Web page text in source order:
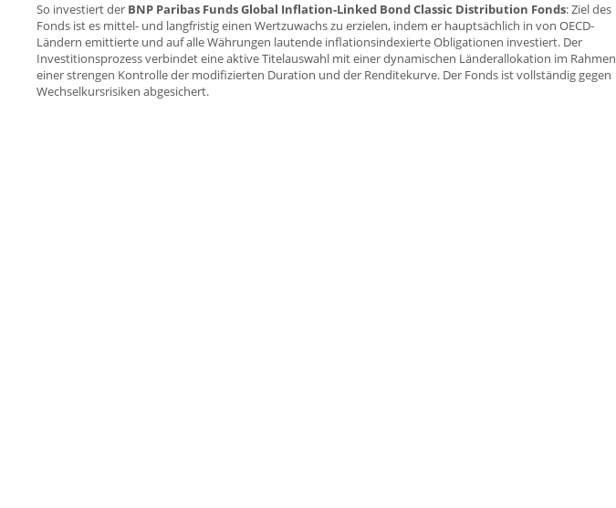
So investiert der BNP Paribas Funds Global Inflation-Linked Bond Classic Distribution Fonds: Ziel des
Fonds ist es mittel- und langfristig einen Wertzuwachs zu erzielen, indem er hauptsächlich in von OECD-
Ländern emittierte und auf alle Währungen lautende inflationsindexierte Obligationen investiert. Der
Investitionsprozess verbindet eine aktive Titelauswahl mit einer dynamischen Länderallokation im Rahmen
einer strengen Kontrolle der modifizierten Duration und der Renditekurve. Der Fonds ist vollständig gegen
Wechselkursrisiken abgesichert.